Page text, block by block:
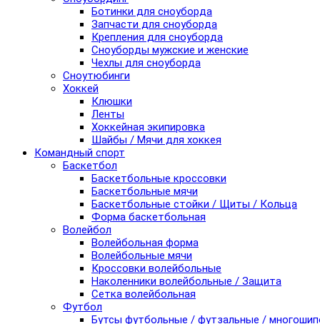
Ботинки для сноуборда
Запчасти для сноуборда
Крепления для сноуборда
Сноуборды мужские и женские
Чехлы для сноуборда
Сноутюбинги
Хоккей
Клюшки
Ленты
Хоккейная экипировка
Шайбы / Мячи для хоккея
Командный спорт
Баскетбол
Баскетбольные кроссовки
Баскетбольные мячи
Баскетбольные стойки / Щиты / Кольца
Форма баскетбольная
Волейбол
Волейбольная форма
Волейбольные мячи
Кроссовки волейбольные
Наколенники волейбольные / Защита
Сетка волейбольная
Футбол
Бутсы футбольные / футзальные /